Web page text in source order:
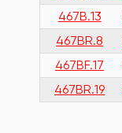
467B.13
467BR.8
467BF.17
467BR.19